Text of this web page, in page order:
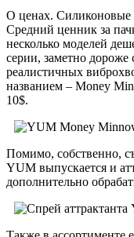
О ценах.
Средний ценник за
несколько моделей
серии, заметно
реалистичных
названием – Money
10$.
Помимо, собственно,
YUM выпускается и
дополнительно